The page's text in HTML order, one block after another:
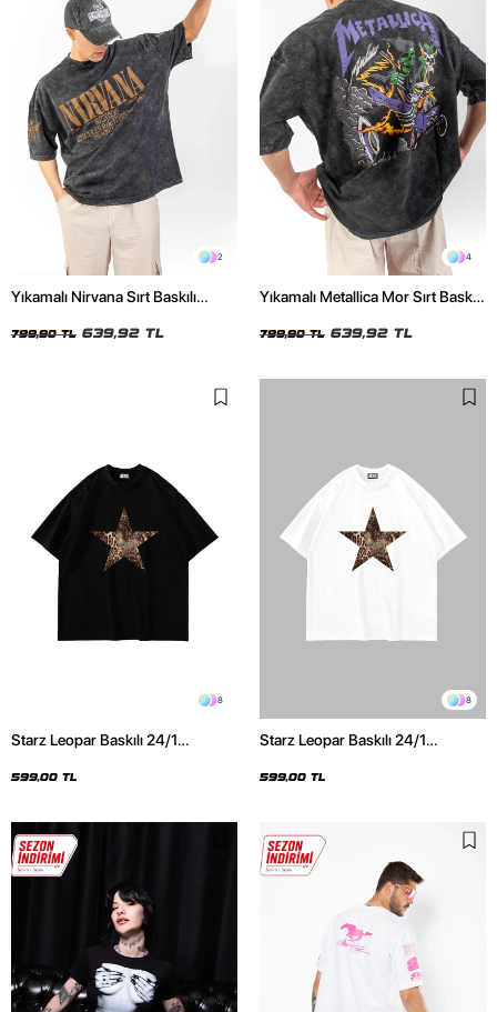
2
Yıkamalı Nirvana Sırt Baskılı
799,90 TL 639,92 TL
4
Yıkamalı Metallica Mor Sırt Baskılı
799,90 TL 639,92 TL
8
Starz Leopar Baskılı 24/1
599,00 TL
8
Starz Leopar Baskılı 24/1
599,00 TL